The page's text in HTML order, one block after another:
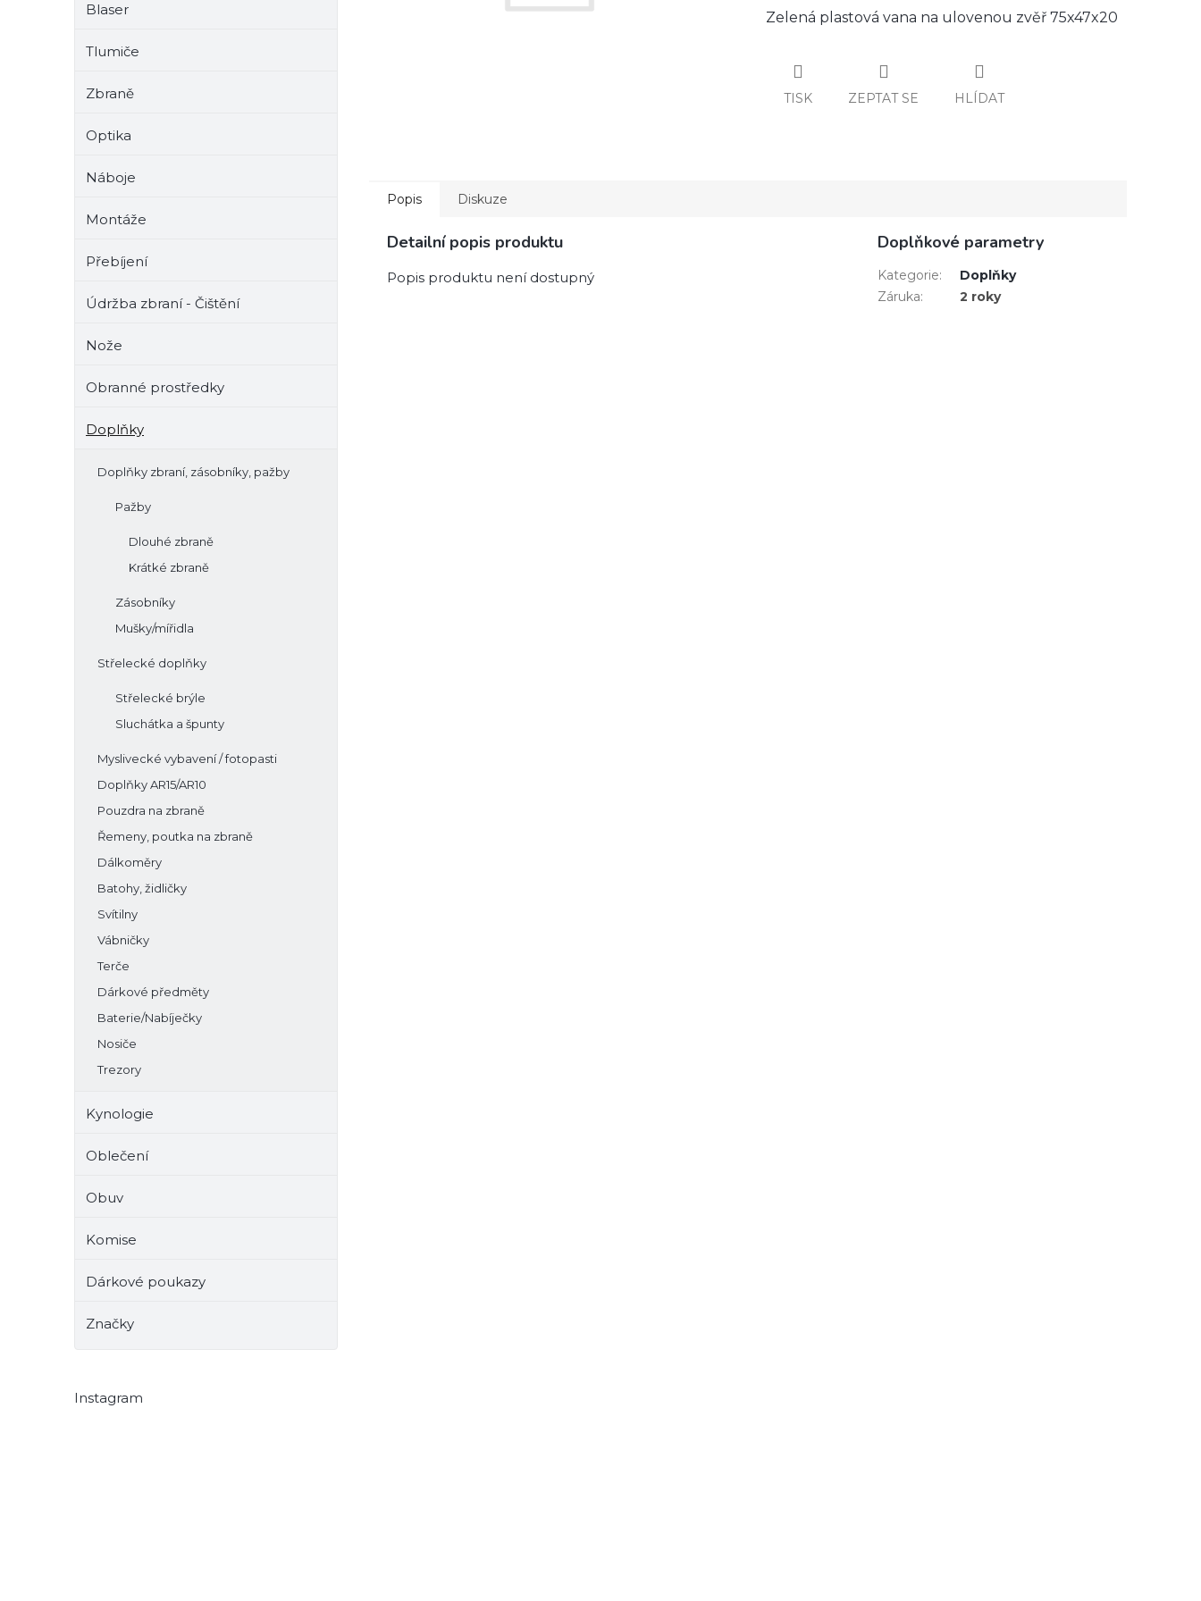
Blaser
Tlumiče
Zbraně
Optika
Náboje
Montáže
Přebíjení
Údržba zbraní - Čištění
Nože
Obranné prostředky
Doplňky
Doplňky zbraní, zásobníky, pažby
Pažby
Dlouhé zbraně
Krátké zbraně
Zásobníky
Mušky/mířidla
Střelecké doplňky
Střelecké brýle
Sluchátka a špunty
Myslivecké vybavení / fotopasti
Doplňky AR15/AR10
Pouzdra na zbraně
Řemeny, poutka na zbraně
Dálkoměry
Batohy, židličky
Svítilny
Vábničky
Terče
Dárkové předměty
Baterie/Nabíječky
Nosiče
Trezory
Kynologie
Oblečení
Obuv
Komise
Dárkové poukazy
Značky
Instagram
Zelená plastová vana na ulovenou zvěř 75x47x20
TISK ZEPTAT SE HLÍDAT
Popis Diskuze
Detailní popis produktu
Popis produktu není dostupný
Doplňkové parametry
Kategorie:
Doplňky
Záruka: 2 roky